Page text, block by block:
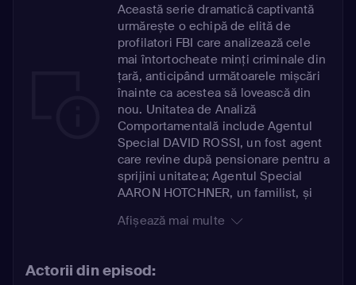
Această serie dramatică captivantă
urmărește o echipă de elită de
profilatori FBI care analizează cele
mai întortocheate minți criminale din
țară, anticipând următoarele mișcări
înainte ca acestea să lovească din
nou. Unitatea de Analiză
Comportamentală include Agentul
Special DAVID ROSSI, un fost agent
care revine după pensionare pentru a
sprijini unitatea; Agentul Special
AARON HOTCHNER, un familist, și
expert în crime obsesive. Fiecare
prădătorilor și factorii declanșatori
Afișează mai multe
Actorii din episod: